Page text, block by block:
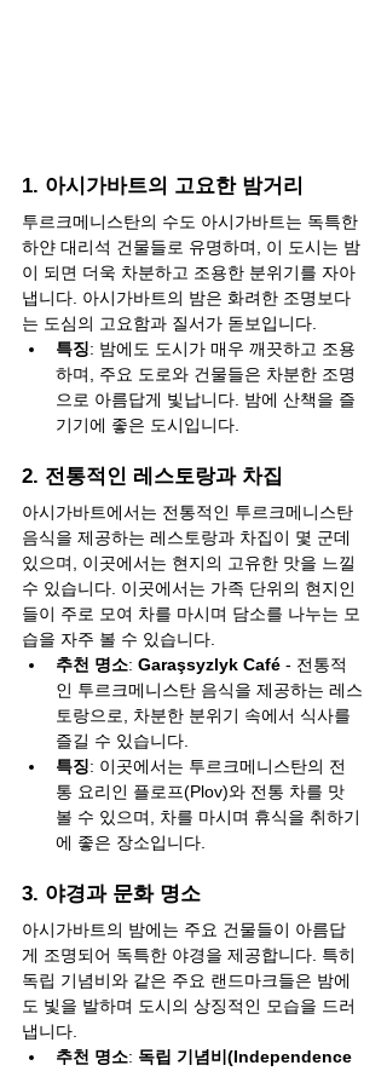
1. 아시가바트의 고요한 밤거리
투르크메니스탄의 수도 아시가바트는 독특한
하얀 대리석 건물들로 유명하며, 이 도시는 밤
이 되면 더욱 차분하고 조용한 분위기를 자아
냅니다. 아시가바트의 밤은 화려한 조명보다
는 도심의 고요함과 질서가 돋보입니다.
특징: 밤에도 도시가 매우 깨끗하고 조용
하며, 주요 도로와 건물들은 차분한 조명
으로 아름답게 빛납니다. 밤에 산책을 즐
기기에 좋은 도시입니다.
2. 전통적인 레스토랑과 차집
아시가바트에서는 전통적인 투르크메니스탄
음식을 제공하는 레스토랑과 차집이 몇 군데
있으며, 이곳에서는 현지의 고유한 맛을 느낄
수 있습니다. 이곳에서는 가족 단위의 현지인
들이 주로 모여 차를 마시며 담소를 나누는 모
습을 자주 볼 수 있습니다.
추천 명소: Garaşsyzlyk Café - 전통적
인 투르크메니스탄 음식을 제공하는 레스
토랑으로, 차분한 분위기 속에서 식사를
즐길 수 있습니다.
특징: 이곳에서는 투르크메니스탄의 전
통 요리인 플로프(Plov)와 전통 차를 맛
볼 수 있으며, 차를 마시며 휴식을 취하기
에 좋은 장소입니다.
3. 야경과 문화 명소
아시가바트의 밤에는 주요 건물들이 아름답
게 조명되어 독특한 야경을 제공합니다. 특히
독립 기념비와 같은 주요 랜드마크들은 밤에
도 빛을 발하며 도시의 상징적인 모습을 드러
냅니다.
추천 명소: 독립 기념비(Independence